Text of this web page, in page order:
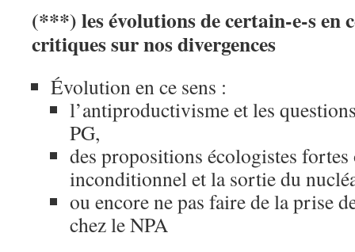
(***) les évolutions de certain-e-s en
critiques sur nos divergences
Évolution en ce sens :
l’antiproductivisme et les
PG,
des propositions écologistes fortes
inconditionnel et la sortie du
ou encore ne pas faire de la prise
chez le NPA